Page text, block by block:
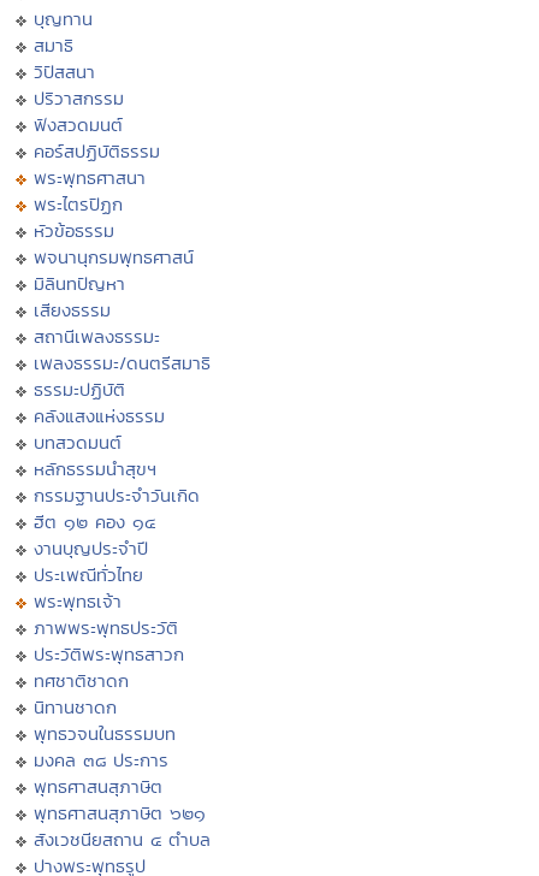
บุญทาน
สมาธิ
วิปัสสนา
ปริวาสกรรม
ฟังสวดมนต์
คอร์สปฏิบัติธรรม
พระพุทธศาสนา
พระไตรปิฏก
หัวข้อธรรม
พจนานุกรมพุทธศาสน์
มิลินทปัญหา
เสียงธรรม
สถานีเพลงธรรมะ
เพลงธรรมะ/ดนตรีสมาธิ
ธรรมะปฏิบัติ
คลังแสงแห่งธรรม
บทสวดมนต์
หลักธรรมนำสุขฯ
กรรมฐานประจำวันเกิด
ฮีต ๑๒ คอง ๑๔
งานบุญประจำปี
ประเพณีทั่วไทย
พระพุทธเจ้า
ภาพพระพุทธประวัติ
ประวัติพระพุทธสาวก
ทศชาติชาดก
นิทานชาดก
พุทธวจนในธรรมบท
มงคล ๓๘ ประการ
พุทธศาสนสุภาษิต
พุทธศาสนสุภาษิต ๖๒๑
สังเวชนียสถาน ๔ ตำบล
ปางพระพุทธรูป